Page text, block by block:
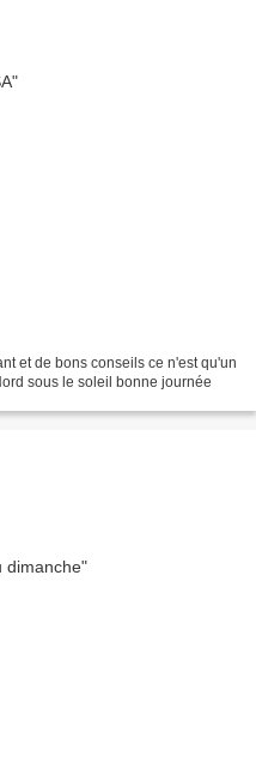
et de bons conseils ce n'est qu'un
sous le soleil bonne journée